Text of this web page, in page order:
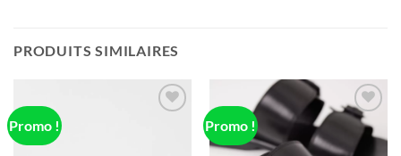
PRODUITS SIMILAIRES
Promo ! Promo !
Add to
wishlist